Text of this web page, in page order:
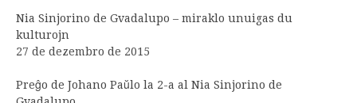
Nia Sinjorino de Gvadalupo – miraklo unuigas du
kulturojn
27 de dezembro de 2015
Preĝo de Johano Paŭlo la 2-a al Nia Sinjorino de